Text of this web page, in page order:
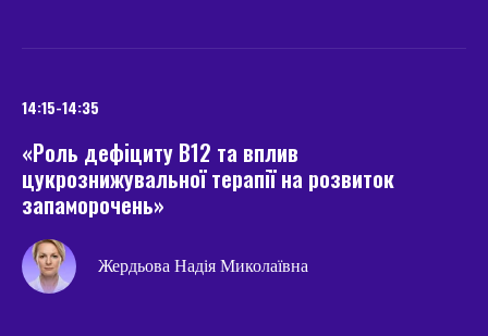
14:15-14:35
«Роль дефіциту В12 та вплив
цукрознижувальної терапії на розвиток
запаморочень»
Жердьова Надія Миколаївна